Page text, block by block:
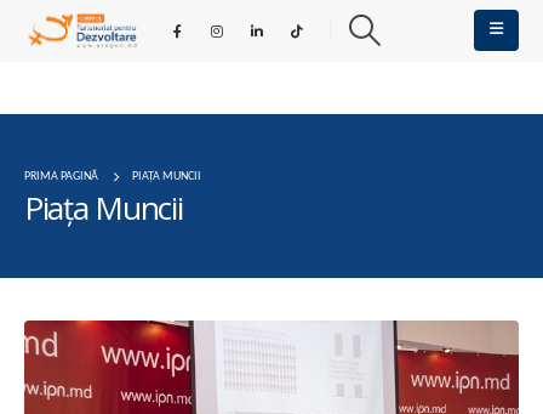
PRIMA PAGINĂ PIAȚA MUNCII
Piața Muncii